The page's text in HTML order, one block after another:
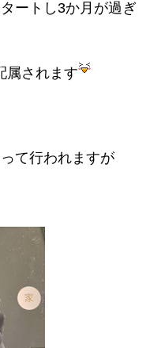
ートし3か月が過ぎ
属されます
て行われますが